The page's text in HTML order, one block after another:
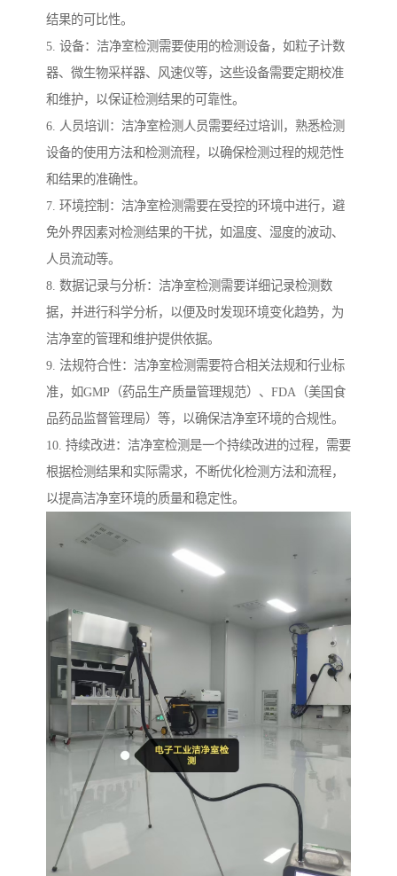
结果的可比性。
5. 设备：洁净室检测需要使用的检测设备，如粒子计数
器、微生物采样器、风速仪等，这些设备需要定期校准
和维护，以保证检测结果的可靠性。
6. 人员培训：洁净室检测人员需要经过培训，熟悉检测
设备的使用方法和检测流程，以确保检测过程的规范性
和结果的准确性。
7. 环境控制：洁净室检测需要在受控的环境中进行，避
免外界因素对检测结果的干扰，如温度、湿度的波动、
人员流动等。
8. 数据记录与分析：洁净室检测需要详细记录检测数
据，并进行科学分析，以便及时发现环境变化趋势，为
洁净室的管理和维护提供依据。
9. 法规符合性：洁净室检测需要符合相关法规和行业标
准，如GMP（药品生产质量管理规范）、FDA（美国食
品药品监督管理局）等，以确保洁净室环境的合规性。
10. 持续改进：洁净室检测是一个持续改进的过程，需要
根据检测结果和实际需求，不断优化检测方法和流程，
以提高洁净室环境的质量和稳定性。